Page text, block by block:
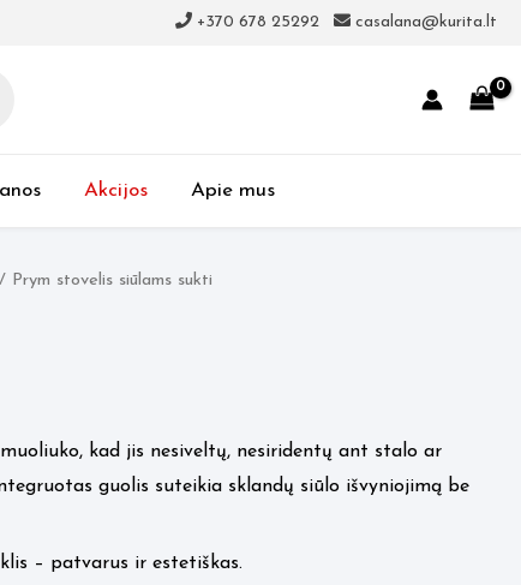
+370 678 25292 casalana@kurita.lt
Akcijos Apie mus
stovelis siūlams sukti
kad jis nesiveltų, nesiridentų ant stalo ar
guolis suteikia sklandų siūlo išvyniojimą be
– patvarus ir estetiškas.